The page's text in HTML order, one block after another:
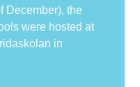
December), the
were hosted at
in